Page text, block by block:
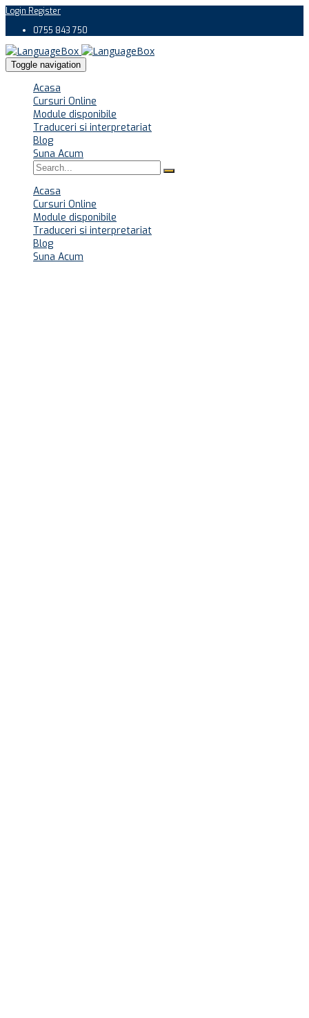
Login Register
0755 843 750
Toggle navigation
Acasa
Cursuri Online
Module disponibile
Traduceri si interpretariat
Blog
Suna Acum
Acasa
Cursuri Online
Module disponibile
Traduceri si interpretariat
Blog
Suna Acum